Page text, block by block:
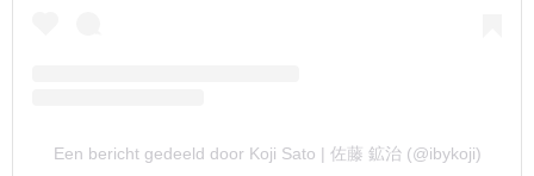
Een bericht gedeeld door Koji Sato | 佐藤 鉱治 (@ibykoji)